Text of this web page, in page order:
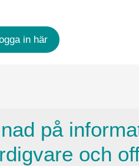
in här
på
och